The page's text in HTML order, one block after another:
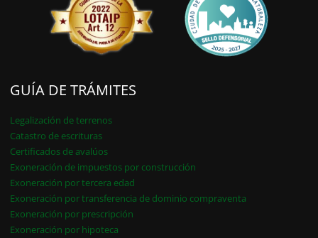
GUÍA DE TRÁMITES
Legalización de terrenos
Catastro de escrituras
Certificados de avalúos
Exoneración de impuestos por construcción
Exoneración por tercera edad
Exoneración por transferencia de dominio compraventa
Exoneración por prescripción
Exoneración por hipoteca